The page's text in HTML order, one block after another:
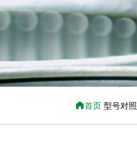
首页 型号对照